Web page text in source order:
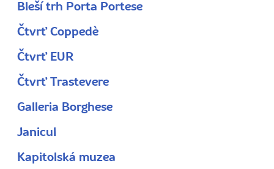
Bleší trh Porta Portese
Čtvrť Coppedè
Čtvrť EUR
Čtvrť Trastevere
Galleria Borghese
Janicul
Kapitolská muzea